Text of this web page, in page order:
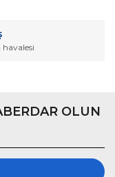
havalesi
OLUN